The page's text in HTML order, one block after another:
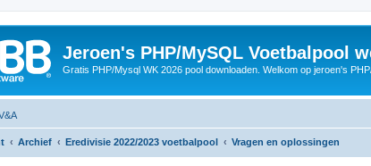
Jeroen's PHP/MySQL Voetbalpool
Gratis PHP/Mysql WK 2026 pool downloaden. Welkom op jeroen's
Archief Eredivisie 2022/2023 voetbalpool Vragen en oplossingen